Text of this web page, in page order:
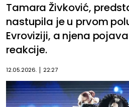
Tamara Živković,
nastupila je u prvom
Evroviziji, a njena
reakcije.
12.05.2026. 22:27